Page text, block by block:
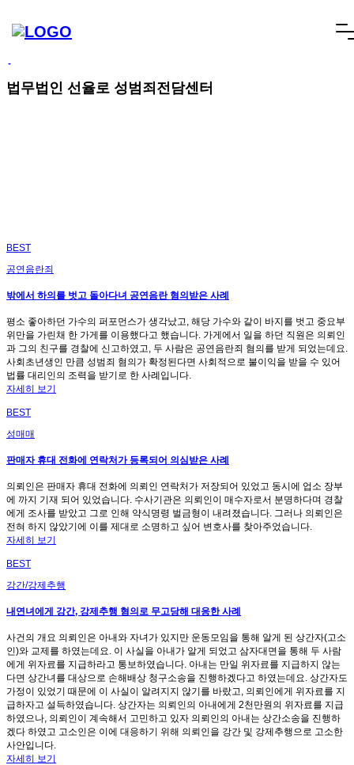
빠른상담 1670-6681
메
건
너
뛰
SCROLL DOWN
법무법인 선율로 성범죄전담센터
BEST
공연음란죄
밖에서 하의를 벗고 돌아다녀 공연음란 혐의받은 사례
평소 좋아하던 가수의 퍼포먼스가 생각났고, 해당 가수와 같이 바지를 벗고 중요부
위만을 가린채 한 가게를 이용했다고 했습니다. 가게에서 일을 하던 직원은 의뢰인
과 그의 친구를 경찰에 신고하였고, 두 사람은 공연음란죄 혐의를 받게 되었는데요.
사회초년생인 만큼 성범죄 혐의가 확정된다면 사회적으로 불이익을 받을 수 있어
법률 대리인의 조력을 받기로 한 사례입니다.
자세히 보기
BEST
성매매
판매자 휴대 전화에 연락처가 등록되어 의심받은 사례
의뢰인은 판매자 휴대 전화에 의뢰인 연락처가 저장되어 있었고 동시에 업소 장부
에 까지 기재 되어 있었습니다. 수사기관은 의뢰인이 매수자로서 분명하다며 경찰
에게 조사를 받았고 그로 인해 약식명령 벌금형이 내려졌습니다. 그러나 의뢰인은
전혀 하지 않았기에 이를 제대로 소명하고 싶어 변호사를 찾아주었습니다.
자세히 보기
BEST
강간/강제추행
내연녀에게 강간, 강제추행 혐의로 무고당해 대응한 사례
사건의 개요 의뢰인은 아내와 자녀가 있지만 운동모임을 통해 알게 된 상간자(고소
인)와 교제를 하였는데요. 이 사실을 아내가 알게 되었고 삼자대면을 통해 두 사람
에게 위자료를 지급하라고 통보하였습니다. 아내는 만일 위자료를 지급하지 않는
다면 상간녀를 대상으로 손해배상 청구소송을 진행하겠다고 하였는데요. 상간자도
가정이 있었기 때문에 이 사실이 알려지지 않기를 바랐고, 의뢰인에게 위자료를 지
급하자고 설득하였습니다. 상간자는 의뢰인의 아내에게 2천만원의 위자료를 지급
하였으나, 의뢰인이 계속해서 고민하고 있자 의뢰인의 아내는 상간소송을 진행하
겠다 하였고 고소인은 이에 대응하기 위해 의뢰인을 강간 및 강제추행으로 고소한
사안입니다.
자세히 보기